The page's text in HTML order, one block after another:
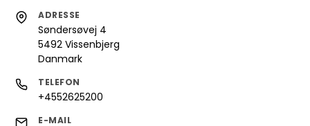
ADRESSE
Søndersøvej 4
5492 Vissenbjerg
Danmark
TELEFON
+4552625200
E-MAIL